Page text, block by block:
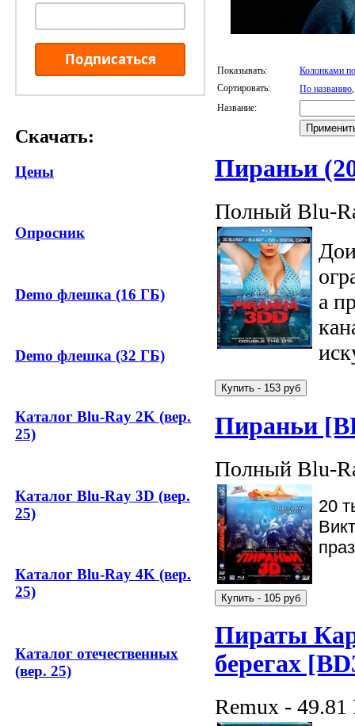
Подписаться
Скачать:
Цены
Опросник
Demo флешка (16 ГБ)
Demo флешка (32 ГБ)
Каталог Blu-Ray 2K (вер.
25)
Каталог Blu-Ray 3D (вер.
25)
Каталог Blu-Ray 4K (вер.
25)
Каталог отечественных
(вер. 25)
Показывать:
Колонками
Сортировать:
По названию
Название:
Пираньи
Полный Blu-
а
Пираньи
Полный Blu-
20
Пираты
берегах
Remux - 49.81